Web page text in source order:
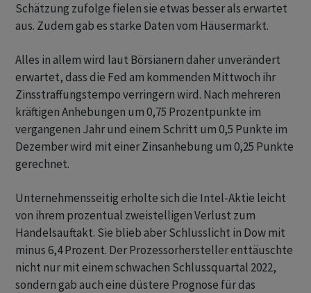
Schätzung zufolge fielen sie etwas besser als erwartet
aus. Zudem gab es starke Daten vom Häusermarkt.
Alles in allem wird laut Börsianern daher unverändert
erwartet, dass die Fed am kommenden Mittwoch ihr
Zinsstraffungstempo verringern wird. Nach mehreren
kräftigen Anhebungen um 0,75 Prozentpunkte im
vergangenen Jahr und einem Schritt um 0,5 Punkte im
Dezember wird mit einer Zinsanhebung um 0,25 Punkte
gerechnet.
Unternehmensseitig erholte sich die Intel-Aktie leicht
von ihrem prozentual zweistelligen Verlust zum
Handelsauftakt. Sie blieb aber Schlusslicht in Dow mit
minus 6,4 Prozent. Der Prozessorhersteller enttäuschte
nicht nur mit einem schwachen Schlussquartal 2022,
sondern gab auch eine düstere Prognose für das